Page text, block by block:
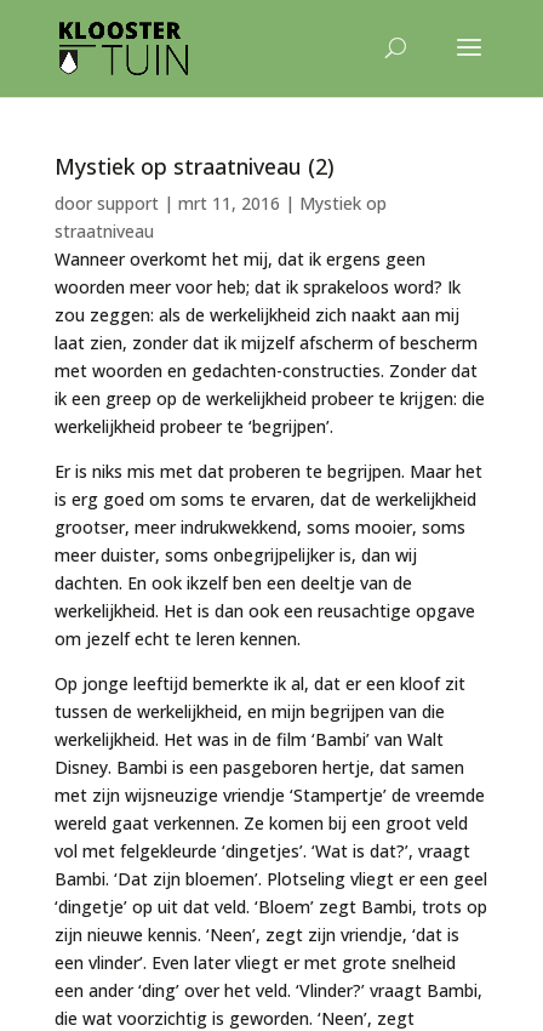
Mystiek op straatniveau (2)
door support| mrt 11, 2016 | Mystiek op
straatniveau
Wanneer overkomt het mij, dat ik ergens geen
woorden meer voor heb; dat ik sprakeloos word? Ik
zou zeggen: als de werkelijkheid zich naakt aan mij
laat zien, zonder dat ik mijzelf afscherm of bescherm
met woorden en gedachten-constructies. Zonder dat
ik een greep op de werkelijkheid probeer te krijgen: die
werkelijkheid probeer te ‘begrijpen’.
Er is niks mis met dat proberen te begrijpen. Maar het
is erg goed om soms te ervaren, dat de werkelijkheid
grootser, meer indrukwekkend, soms mooier, soms
meer duister, soms onbegrijpelijker is, dan wij
dachten. En ook ikzelf ben een deeltje van de
werkelijkheid. Het is dan ook een reusachtige opgave
om jezelf echt te leren kennen.
Op jonge leeftijd bemerkte ik al, dat er een kloof zit
tussen de werkelijkheid, en mijn begrijpen van die
werkelijkheid. Het was in de film ‘Bambi’ van Walt
Disney. Bambi is een pasgeboren hertje, dat samen
met zijn wijsneuzige vriendje ‘Stampertje’ de vreemde
wereld gaat verkennen. Ze komen bij een groot veld
vol met felgekleurde ‘dingetjes’. ‘Wat is dat?’, vraagt
Bambi. ‘Dat zijn bloemen’. Plotseling vliegt er een geel
‘dingetje’ op uit dat veld. ‘Bloem’ zegt Bambi, trots op
zijn nieuwe kennis. ‘Neen’, zegt zijn vriendje, ‘dat is
een vlinder’. Even later vliegt er met grote snelheid
een ander ‘ding’ over het veld. ‘Vlinder?’ vraagt Bambi,
die wat voorzichtig is geworden. ‘Neen’, zegt